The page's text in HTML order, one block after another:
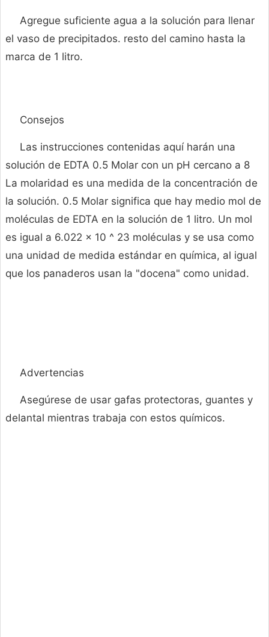
Agregue suficiente agua a la solución para llenar
el vaso de precipitados. resto del camino hasta la
marca de 1 litro.
Consejos
Las instrucciones contenidas aquí harán una
solución de EDTA 0.5 Molar con un pH cercano a 8
La molaridad es una medida de la concentración de
la solución. 0.5 Molar significa que hay medio mol de
moléculas de EDTA en la solución de 1 litro. Un mol
es igual a 6.022 x 10 ^ 23 moléculas y se usa como
una unidad de medida estándar en química, al igual
que los panaderos usan la "docena" como unidad.
Advertencias
Asegúrese de usar gafas protectoras, guantes y
delantal mientras trabaja con estos químicos.